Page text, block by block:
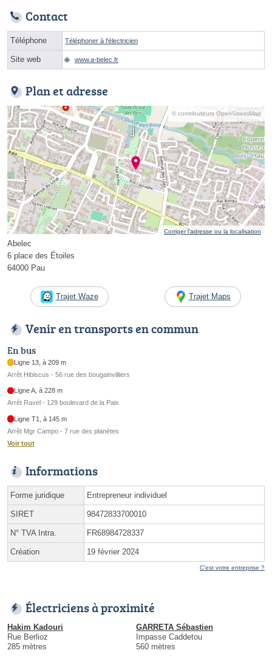
Contact
Téléphone Téléphoner à l'électricien
Site web www.a-belec.fr
Plan et adresse
© contributeurs OpenStreetMap
Corriger l’adresse ou la localisation
Abelec
6 place des Étoiles
64000 Pau
Trajet Waze Trajet Maps
Venir en transports en commun
En bus
Ligne 13, à 209 m
Arrêt Hibiscus - 56 rue des bougainvilliers
Ligne A, à 228 m
Arrêt Ravel - 129 boulevard de la Paix
Ligne T1, à 145 m
Arrêt Mgr Campo - 7 rue des planètes
Voir tout
Informations
Forme juridique Entrepreneur individuel
SIRET 98472833700010
N° TVA Intra. FR68984728337
Création 19 février 2024
C'est votre entreprise ?
Électriciens à proximité
Hakim Kadouri
Rue Berlioz
285 mètres
GARRETA Sébastien
Impasse Caddetou
560 mètres